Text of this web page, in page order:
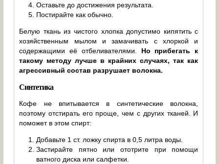
Оставьте до достижения результата.
Постирайте как обычно.
Белую ткань из чистого хлопка допустимо кипятить с
хозяйственным мылом и замачивать с хлоркой и
содержащими её отбеливателями. Но прибегать к
такому методу лучше в крайних случаях, так как
агрессивный состав разрушает волокна.
Синтетика
Кофе не впитывается в синтетические волокна,
поэтому отстирать его проще, чем с других тканей. И
поможет в этом спирт:
Добавьте 1 ст. ложку спирта в 0,5 литра воды.
Застирайте пятно или ототрите при помощи
ватного диска или салфетки.